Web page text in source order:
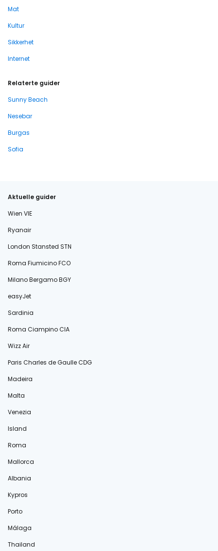
Mat
Kultur
Sikkerhet
Internet
Relaterte guider
Sunny Beach
Nesebar
Burgas
Sofia
Aktuelle guider
Wien VIE
Ryanair
London Stansted STN
Roma Fiumicino FCO
Milano Bergamo BGY
easyJet
Sardinia
Roma Ciampino CIA
Wizz Air
Paris Charles de Gaulle CDG
Madeira
Malta
Venezia
Island
Roma
Mallorca
Albania
Kypros
Porto
Málaga
Thailand